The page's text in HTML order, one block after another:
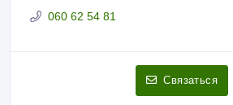
060 62 54 81
Связаться